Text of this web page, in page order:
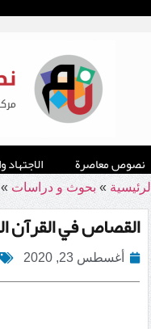
نصوص معاصرة الاجتهاد
الرئيسية » بحوث و دراسات »
القصاص في القرآن
أغسطس 23, 2020